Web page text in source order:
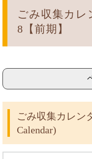
ごみ収集カレ
8【前期】
ごみ収集カレン
Calendar)